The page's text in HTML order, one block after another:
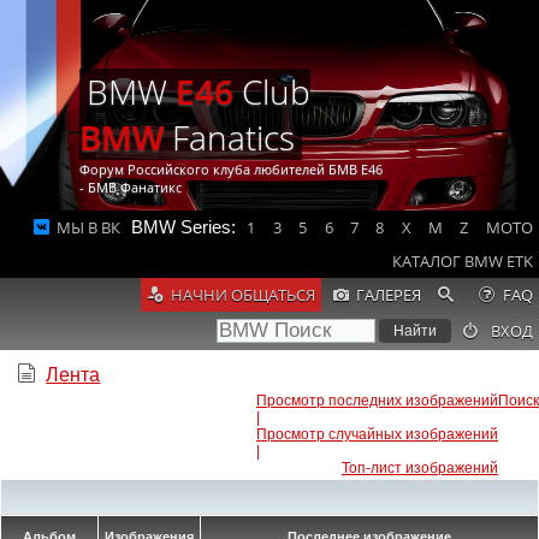
BMWE46Club
BMWFanatics
Форум Российского клуба любителей БМВ Е46
- БМВ Фанатикс
МЫ В ВК BMW Series: 1 3 5 6 7 8 X M Z
MOTO
КАТАЛОГ BMW ETK
НАЧНИ ОБЩАТЬСЯ
ГАЛЕРЕЯ
FAQ
ВХОД
Лента
Просмотр последних изображений
Просмотр случайных изображений
Топ-лист изображений
Поиск